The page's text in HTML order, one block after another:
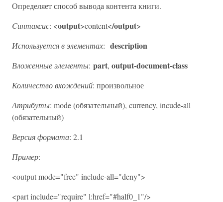
Определяет способ вывода контента книги.
Cинтаксис: <output>content</output>
Используется в элементах: description
Вложенные элементы: part, output-document-class
Количество вхождений: произвольное
Атрибуты: mode (обязательный), currency, incude-all
(обязательный)
Версия формата: 2.1
Пример:
<output mode="free" include-all="deny">
<part include="require" l:href="#half0_1"/>